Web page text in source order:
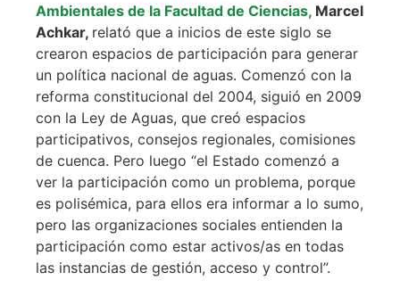
Ambientales de la Facultad de Ciencias, Marcel
Achkar, relató que a inicios de este siglo se
crearon espacios de participación para generar
un política nacional de aguas. Comenzó con la
reforma constitucional del 2004, siguió en 2009
con la Ley de Aguas, que creó espacios
participativos, consejos regionales, comisiones
de cuenca. Pero luego “el Estado comenzó a
ver la participación como un problema, porque
es polisémica, para ellos era informar a lo sumo,
pero las organizaciones sociales entienden la
participación como estar activos/as en todas
las instancias de gestión, acceso y control”.